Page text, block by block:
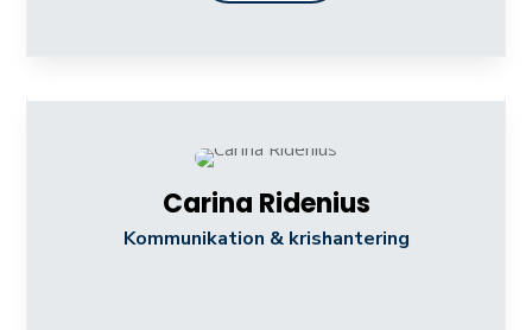
Carina Ridenius
Kommunikation & krishantering